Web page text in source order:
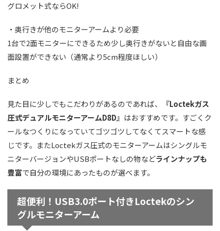
グロメット式ならOK!
・奥行きが他のモニターアームより必要
1台で2面モニターにできるため少し奥行きがないと自由な画
面設置ができない（通常より5cm程度ほしい）
まとめ
見た目に少しでもこだわりがあるのであれば、
『Loctekガス
圧式デュアルモニターアームD8D』 はおすすめです。すごくク
ールなつくりになっていてゴツゴツしてなくてスマートな感
じです。またLoctekガス圧式のモニターアームはシングルモ
ニターバージョンやUSBポートなしの物などラインナップも
豊富で自分の環境にあったものが選べます。
超便利！USB3.0ポート付きLoctekのシン
グルモニターアーム